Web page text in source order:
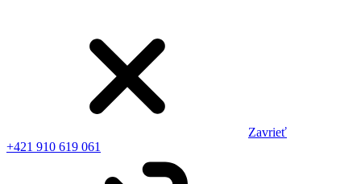
Zavrieť
+421 910 619 061